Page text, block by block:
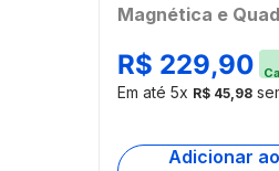
Magnética e
em 1 Multikids -
R$ 229,90
Em até 5x R$ 45,98
Adicionar ao